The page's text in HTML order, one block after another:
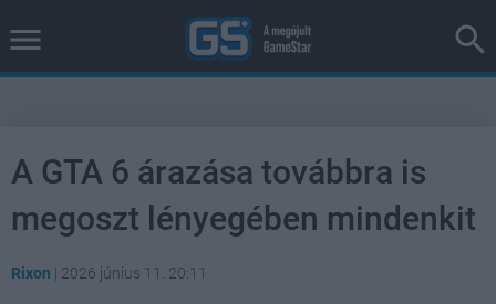
A GTA 6 árazása továbbra is
megoszt lényegében mindenkit
Rixon | 2026 június 11. 20:11